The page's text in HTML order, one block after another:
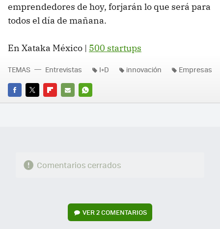
emprendedores de hoy, forjarán lo que será para
todos el día de mañana.
En Xataka México | 500 startups
FACEBOOK
TWITTERFLIPBOARD
E-
WHATSAPP
TEMAS Entrevistas I+D innovación Empresas
Comentarios cerrados
VER2 COMENTARIOS